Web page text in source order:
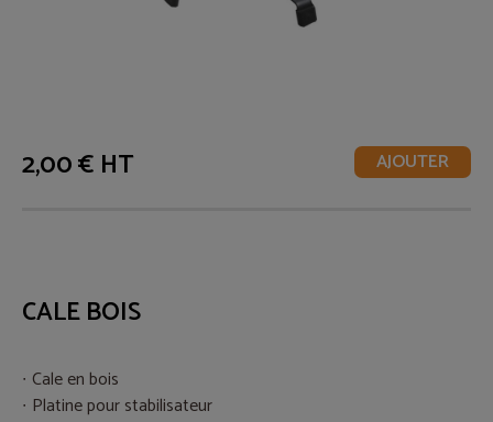
2,00 € HT AJOUTER
CALE BOIS
Cale en bois
Platine pour stabilisateur